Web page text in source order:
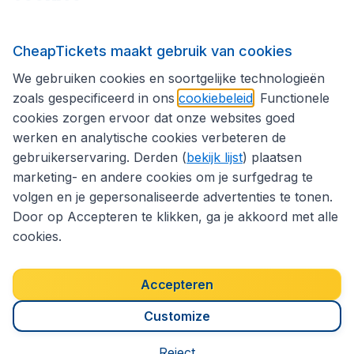
Volg CheapTickets.be
Privacybeleid
Copyright © 2026
CheapTickets maakt gebruik van cookies
We gebruiken cookies en soortgelijke technologieën
zoals gespecificeerd in ons cookiebeleid . Functionele
cookies zorgen ervoor dat onze websites goed
werken en analytische cookies verbeteren de
gebruikerservaring. Derden (bekijk lijst) plaatsen
marketing- en andere cookies om je surfgedrag te
volgen en je gepersonaliseerde advertenties te tonen.
Door op Accepteren te klikken, ga je akkoord met alle
cookies.
Accepteren
Customize